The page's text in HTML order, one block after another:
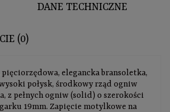
DANE TECHNICZNE
(0)
elegancka bransoletka,
połysk, środkowy rząd ogniw
z pełnych ogniw (solid) o szerokości
19mm. Zapięcie motylkowe na